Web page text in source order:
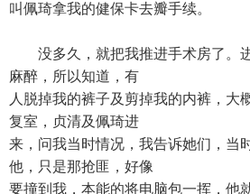
叫佩琦拿我的健保卡去瓣手续。
没多久，就把我推进手术房了。
麻醉，所以知道，有
人脱掉我的裤子及剪掉我的内裤，大
复室，贞清及佩琦进
来，问我当时情况，我告诉她们，当
他，只是那抢匪，好像
要撞到我，本能的将电脑包一挥，他